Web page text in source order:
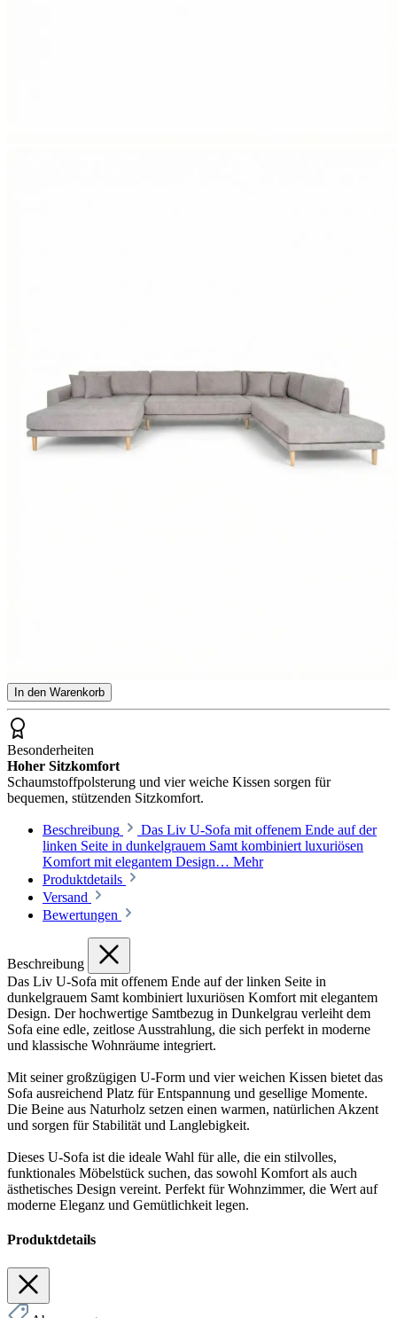
In den Warenkorb
Besonderheiten
Hoher Sitzkomfort
Schaumstoffpolsterung und vier weiche Kissen sorgen für
bequemen, stützenden Sitzkomfort.
Beschreibung
Das Liv U-Sofa mit offenem Ende auf der
linken Seite in dunkelgrauem Samt kombiniert luxuriösen
Komfort mit elegantem Design… Mehr
Produktdetails
Versand
Bewertungen
Beschreibung
Das Liv U-Sofa mit offenem Ende auf der linken Seite in
dunkelgrauem Samt kombiniert luxuriösen Komfort mit elegantem
Design. Der hochwertige Samtbezug in Dunkelgrau verleiht dem
Sofa eine edle, zeitlose Ausstrahlung, die sich perfekt in moderne
und klassische Wohnräume integriert.
Mit seiner großzügigen U-Form und vier weichen Kissen bietet das
Sofa ausreichend Platz für Entspannung und gesellige Momente.
Die Beine aus Naturholz setzen einen warmen, natürlichen Akzent
und sorgen für Stabilität und Langlebigkeit.
Dieses U-Sofa ist die ideale Wahl für alle, die ein stilvolles,
funktionales Möbelstück suchen, das sowohl Komfort als auch
ästhetisches Design vereint. Perfekt für Wohnzimmer, die Wert auf
moderne Eleganz und Gemütlichkeit legen.
Produktdetails